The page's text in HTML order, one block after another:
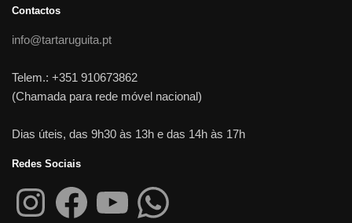
Contactos
info@tartaruguita.pt
Telem.: +351 910673862
(Chamada para rede móvel nacional)
Dias úteis, das 9h30 às 13h e das 14h às 17h
Redes Sociais